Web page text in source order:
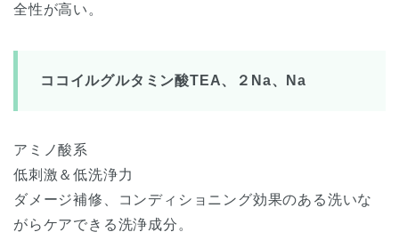
全性が高い。
ココイルグルタミン酸TEA、２Na、Na
アミノ酸系
低刺激＆低洗浄力
ダメージ補修、コンディショニング効果のある洗いな
がらケアできる洗浄成分。